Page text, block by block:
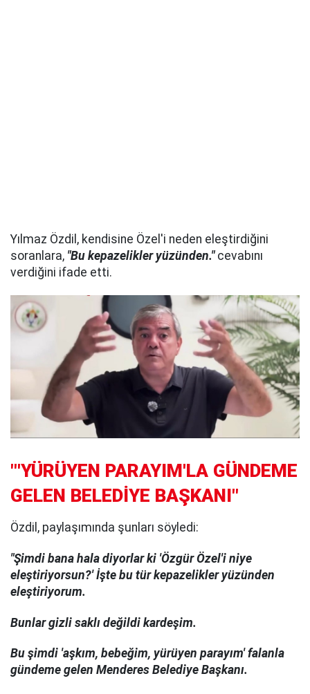
Yılmaz Özdil, kendisine Özel'i neden eleştirdiğini
soranlara, "Bu kepazelikler yüzünden."cevabını
verdiğini ifade etti.
"'YÜRÜYEN PARAYIM'LA GÜNDEME
GELEN BELEDİYE BAŞKANI"
Özdil, paylaşımında şunları söyledi:
"Şimdi bana hala diyorlar ki 'Özgür Özel'i niye
eleştiriyorsun?' İşte bu tür kepazelikler yüzünden
eleştiriyorum.
Bunlar gizli saklı değildi kardeşim.
Bu şimdi 'aşkım, bebeğim, yürüyen parayım' falanla
gündeme gelen Menderes Belediye Başkanı.